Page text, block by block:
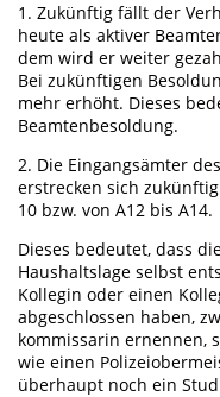
1. Zukünftig fällt der
heute als aktiver
dem wird er weiter
Bei zukünftigen
mehr erhöht. Dieses
Beamtenbesoldung.
2. Die Eingangsämter
erstrecken sich
10 bzw. von A12 bis A14.
Dieses bedeutet, dass
Haushaltslage selbst
Kollegin oder einen
abgeschlossen haben,
kommissarin ernennen,
wie einen
überhaupt noch ein